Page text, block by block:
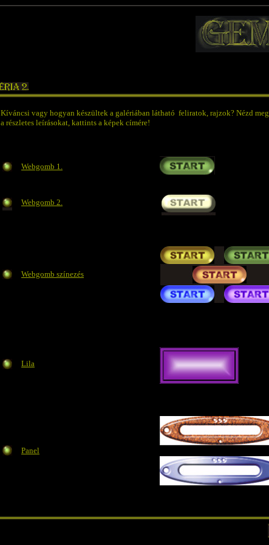
Kíváncsi vagy hogyan készültek a galériában látható feliratok, rajzok? Nézd meg
a részletes leírásokat, kattints a képek címére!
Webgomb 1.
Webgomb 2.
Webgomb színezés
Lila
Panel